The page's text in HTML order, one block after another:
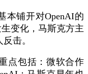
本铺开对OpenAI的
变化，马斯克方主
击。
点包括：微软合作